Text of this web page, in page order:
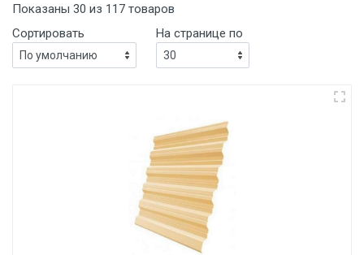
Показаны 30 из 117 товаров
Сортировать
На странице по